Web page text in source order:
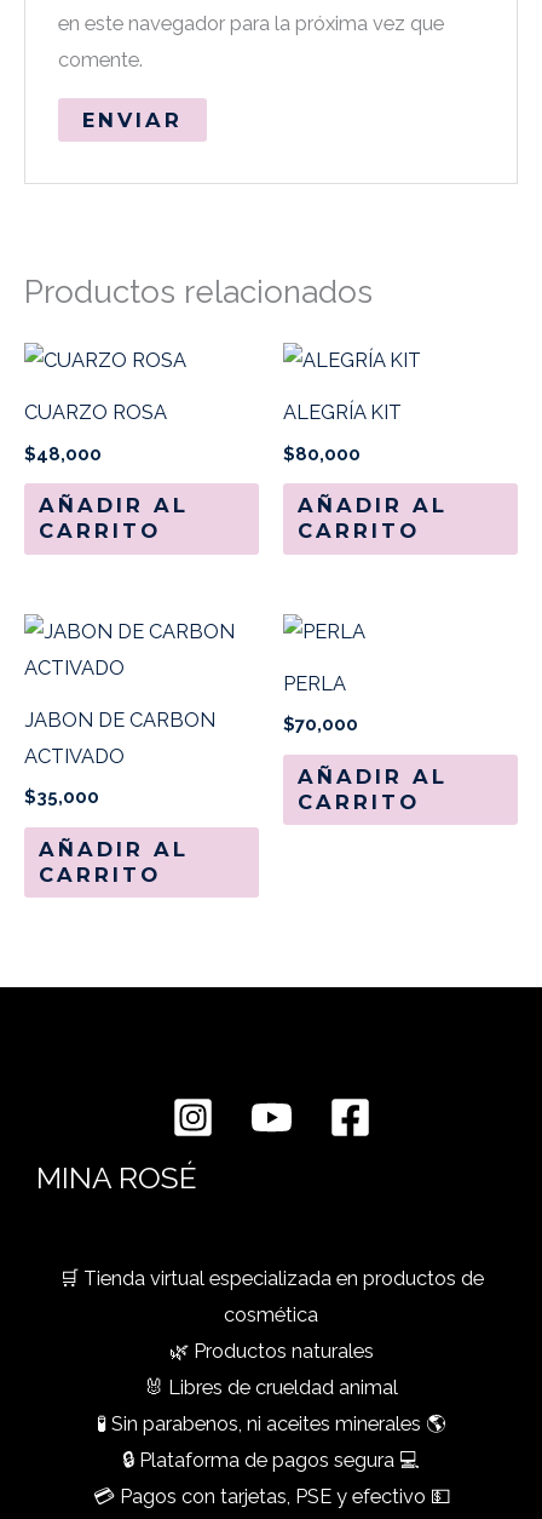
en este navegador para la próxima vez que
comente.
Productos relacionados
CUARZO ROSA
$48,000
AÑADIR AL
CARRITO
ALEGRÍA KIT
$80,000
AÑADIR AL
CARRITO
JABON DE CARBON
ACTIVADO
$35,000
AÑADIR AL
CARRITO
PERLA
$70,000
AÑADIR AL
CARRITO
MINA ROSÉ
🛒 Tienda virtual especializada en productos de
cosmética
🌿 Productos naturales
🐰 Libres de crueldad animal
🧪 Sin parabenos, ni aceites minerales 🌎
🔒 Plataforma de pagos segura 💻
💳 Pagos con tarjetas, PSE y efectivo 💵